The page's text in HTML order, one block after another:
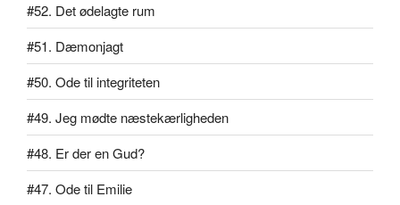
#52. Det ødelagte rum
#51. Dæmonjagt
#50. Ode til integriteten
#49. Jeg mødte næstekærligheden
#48. Er der en Gud?
#47. Ode til Emilie